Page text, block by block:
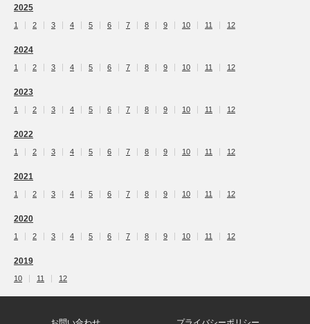
2025
1 2 3 4 5 6 7 8 9 10 11 12
2024
1 2 3 4 5 6 7 8 9 10 11 12
2023
1 2 3 4 5 6 7 8 9 10 11 12
2022
1 2 3 4 5 6 7 8 9 10 11 12
2021
1 2 3 4 5 6 7 8 9 10 11 12
2020
1 2 3 4 5 6 7 8 9 10 11 12
2019
10 11 12